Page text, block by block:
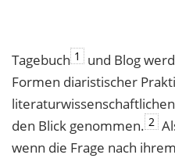
Tagebuch 1
und Blog
Formen diaristischer
den Blick genommen. 2
wenn die Frage nach